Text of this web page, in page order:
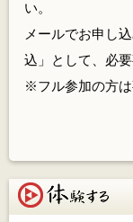
い。
メールでお申し
込」として、必
※フル参加の方は